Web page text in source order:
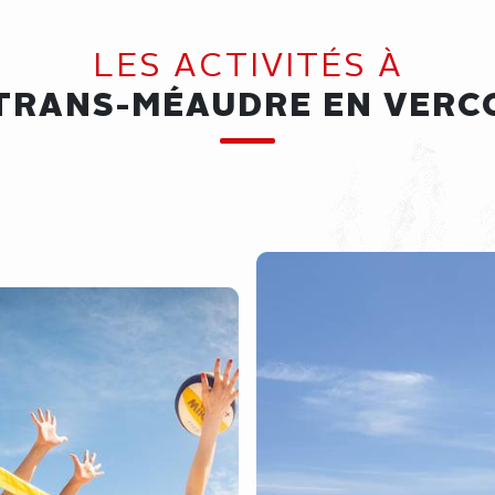
LES ACTIVITÉS À
MÉAUDRE EN